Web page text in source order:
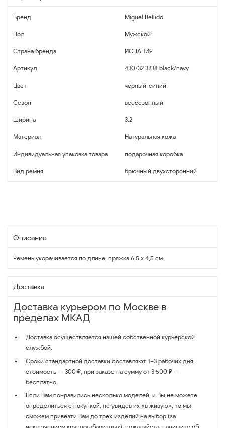
Бренд Miguel Bellido
Пол Мужской
Страна бренда ИСПАНИЯ
Артикул 430/32 3238 black/navy
Цвет чёрный-синий
Сезон всесезонный
Ширина 3.2
Материал Натуральная кожа
Индивидуальная упаковка товара подарочная коробка
Вид ремня брючный двухсторонний
Описание
Ремень укорачивается по длине, пряжка 6,5 х 4,5 см.
Доставка
Доставка курьером по Москве в
пределах МКАД
Доставка осуществляется нашей собственной курьерской
службой.
Сроки стандартной доставки составляют 1–3 рабочих дня,
стоимость — 300 ₽, при заказе на сумму от 3 500 ₽ —
бесплатно.
Если Вам понравились несколько моделей, и Вы не можете
определиться с покупкой, не увидев их «в живую», то мы
сможем привезти Вам до трёх изделий на выбор (за